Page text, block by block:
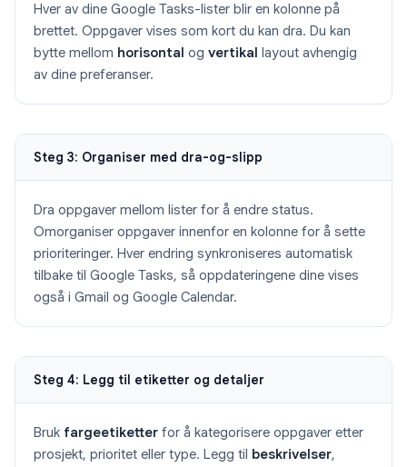
Hver av dine Google Tasks-lister blir en kolonne på
brettet. Oppgaver vises som kort du kan dra. Du kan
bytte mellom horisontal og vertikal
layout avhengig
av dine preferanser.
Steg 3: Organiser med dra-og-slipp
Dra oppgaver mellom lister for å endre status.
Omorganiser oppgaver innenfor en kolonne for å sette
prioriteringer. Hver endring synkroniseres automatisk
tilbake til Google Tasks, så oppdateringene dine vises
også i Gmail og Google Calendar.
Steg 4: Legg til etiketter og detaljer
Bruk fargeetiketter for å kategorisere oppgaver etter
prosjekt, prioritet eller type. Legg til beskrivelser,